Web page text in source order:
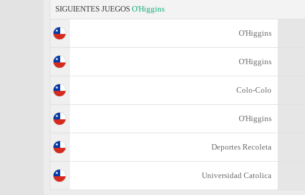
SIGUIENTES JUEGOS O'Higgins
O'Higgins
O'Higgins
Colo-Colo
O'Higgins
Deportes Recoleta
Universidad Catolica